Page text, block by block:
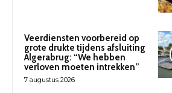
Veerdiensten voorbereid op
grote drukte tijdens afsluiting
Algerabrug: “We hebben
verloven moeten intrekken”
7 augustus 2026